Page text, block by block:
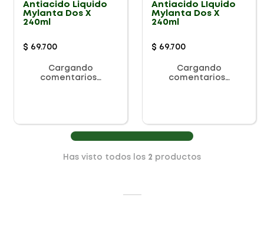
Antiacido Liquido
Mylanta Dos X
240ml
$ 69.700
Cargando
comentarios…
Antiacido LIquido
Mylanta Dos X
240ml
$ 69.700
Cargando
comentarios…
Has visto todos los 2 productos